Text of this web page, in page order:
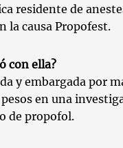
residente de
la causa Propofest.
con ella?
y embargada por
en una
de propofol.